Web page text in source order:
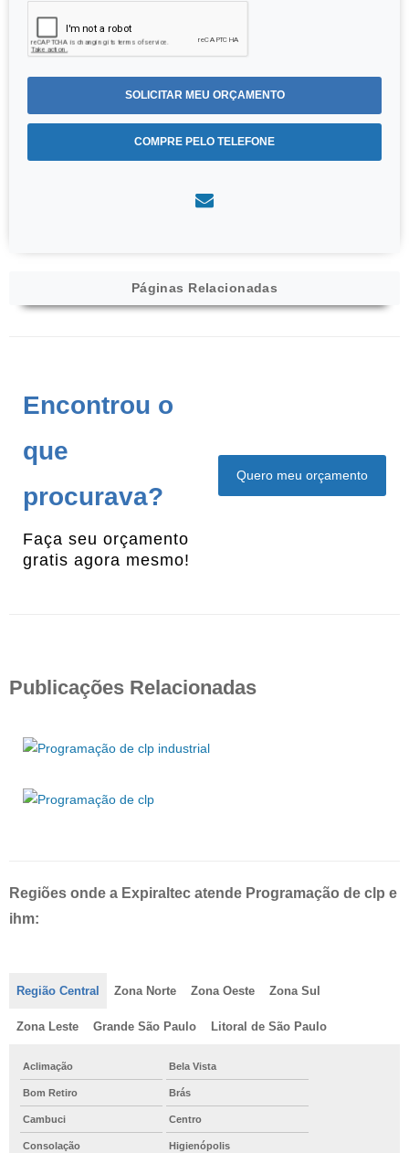
SOLICITAR MEU ORÇAMENTO
COMPRE PELO TELEFONE
Páginas Relacionadas
Encontrou o
que
procurava?
Faça seu orçamento
gratis agora mesmo!
Quero meu orçamento
Publicações Relacionadas
Regiões onde a Expiraltec atende Programação de clp e
ihm:
Região Central Zona Norte Zona Oeste Zona Sul
Zona Leste Grande São Paulo Litoral de São Paulo
Aclimação Bela Vista
Bom Retiro Brás
Cambuci Centro
Consolação Higienópolis